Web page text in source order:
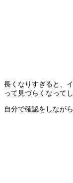
長くなりすぎると、
って見づらくなって
自分で確認をしなが